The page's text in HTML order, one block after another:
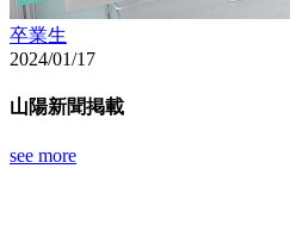
卒業生
2024/01/17
山陽新聞掲載
see more